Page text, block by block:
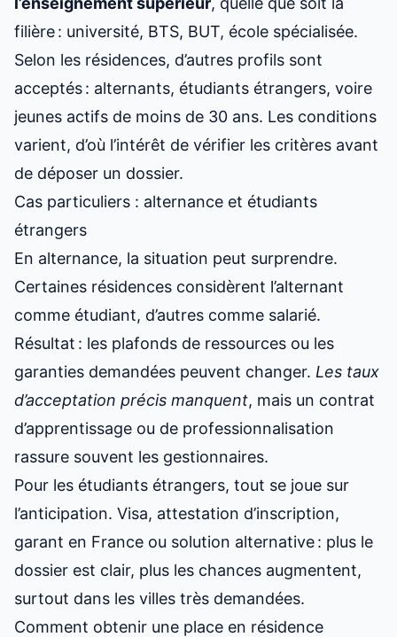
filière : université, BTS, BUT, école spécialisée.
Selon les résidences, d’autres profils sont
acceptés : alternants, étudiants étrangers, voire
jeunes actifs de moins de 30 ans. Les conditions
varient, d’où l’intérêt de vérifier les critères avant
de déposer un dossier.
Cas particuliers : alternance et étudiants
étrangers
En alternance, la situation peut surprendre.
Certaines résidences considèrent l’alternant
comme étudiant, d’autres comme salarié.
Résultat : les plafonds de ressources ou les
garanties demandées peuvent changer. Les taux
d’acceptation précis manquent, mais un contrat
d’apprentissage ou de professionnalisation
rassure souvent les gestionnaires.
Pour les étudiants étrangers, tout se joue sur
l’anticipation. Visa, attestation d’inscription,
garant en France ou solution alternative : plus le
dossier est clair, plus les chances augmentent,
surtout dans les villes très demandées.
Comment obtenir une place en résidence